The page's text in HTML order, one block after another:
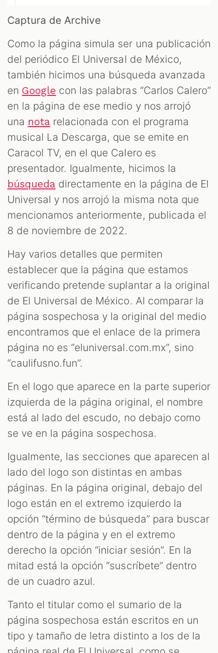
Captura de Archive
Como la página simula ser una publicación
del periódico El Universal de México,
también hicimos una búsqueda avanzada
en Google con las palabras “Carlos Calero”
en la página de ese medio y nos arrojó
una nota relacionada con el programa
musical La Descarga, que se emite en
Caracol TV, en el que Calero es
presentador. Igualmente, hicimos la
búsqueda directamente en la página de El
Universal y nos arrojó la misma nota que
mencionamos anteriormente, publicada el
8 de noviembre de 2022.
Hay varios detalles que permiten
establecer que la página que estamos
verificando pretende suplantar a la original
de El Universal de México. Al comparar la
página sospechosa y la original del medio
encontramos que el enlace de la primera
página no es “eluniversal.com.mx”, sino
“caulifusno.fun”.
En el logo que aparece en la parte superior
izquierda de la página original, el nombre
está al lado del escudo, no debajo como
se ve en la página sospechosa.
Igualmente, las secciones que aparecen al
lado del logo son distintas en ambas
páginas. En la página original, debajo del
logo están en el extremo izquierdo la
opción “término de búsqueda” para buscar
dentro de la página y en el extremo
derecho la opción “iniciar sesión”. En la
mitad está la opción “suscríbete” dentro
de un cuadro azul.
Tanto el titular como el sumario de la
página sospechosa están escritos en un
tipo y tamaño de letra distinto a los de la